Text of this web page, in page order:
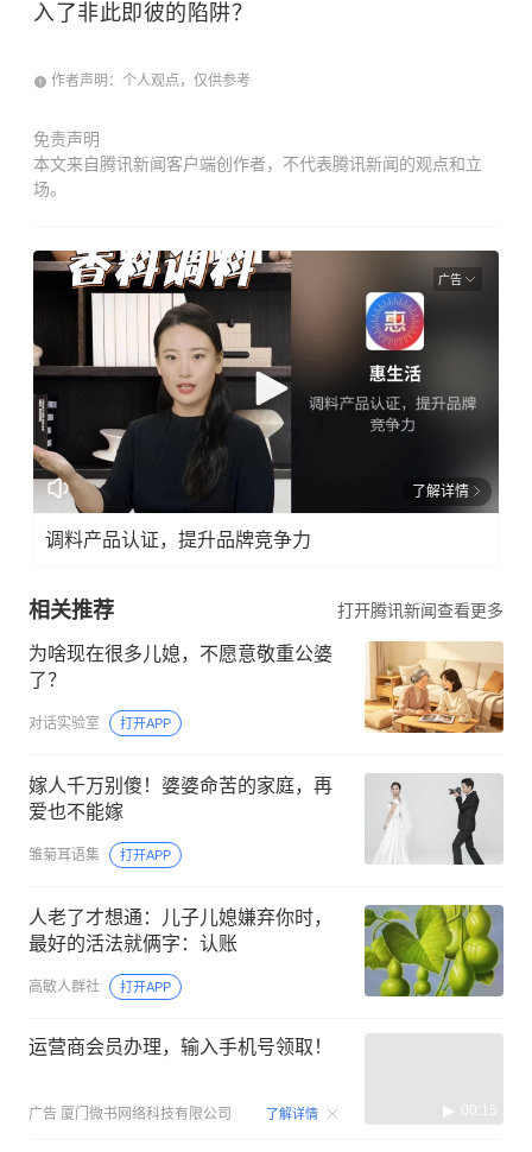
入了非此即彼的陷阱？
作者声明：个人观点，仅供参考
免责声明
本文来自腾讯新闻客户端创作者，不代表腾讯新闻的观点和立
场。
广告
了解详情
调料产品认证，提升品牌竞争力
相关推荐 打开腾讯新闻查看更多
为啥现在很多儿媳，不愿意敬重公婆
了？
对话实验室 打开APP
嫁人千万别傻！婆婆命苦的家庭，再
爱也不能嫁
雏菊耳语集 打开APP
人老了才想通：儿子儿媳嫌弃你时，
最好的活法就俩字：认账
高敏人群社 打开APP
运营商会员办理，输入手机号领取！
广告 厦门微书网络科技有限公司 了解详情 00:15